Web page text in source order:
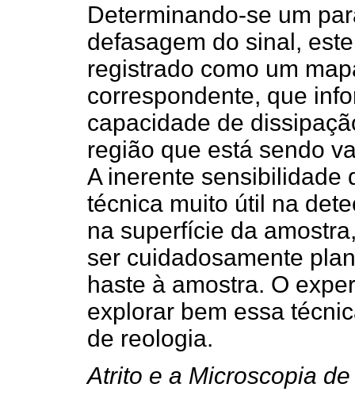
Determinando-se um
defasagem do sinal,
registrado como um
correspondente, que
capacidade de
região que está sendo
A inerente sensibilidade
técnica muito útil na
na superfície da
ser cuidadosamente
haste à amostra. O
explorar bem essa
de reologia.
Atrito e a Microscopia